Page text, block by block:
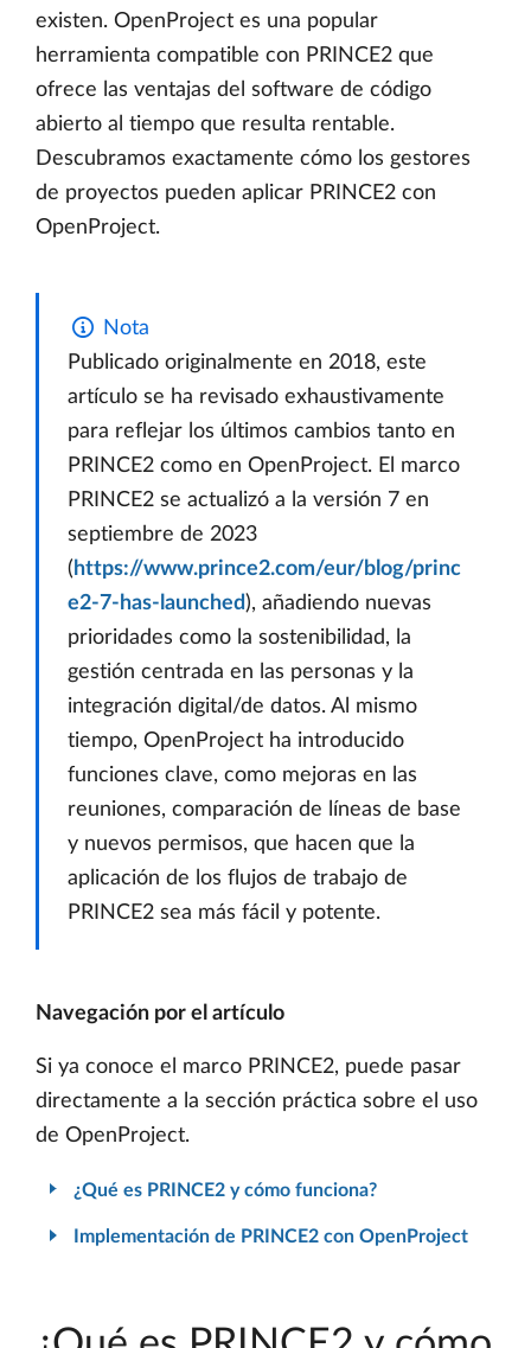
existen. OpenProject es una popular
herramienta compatible con PRINCE2 que
ofrece las ventajas del software de código
abierto al tiempo que resulta rentable.
Descubramos exactamente cómo los gestores
de proyectos pueden aplicar PRINCE2 con
OpenProject.
Nota
Publicado originalmente en 2018, este
artículo se ha revisado exhaustivamente
para reflejar los últimos cambios tanto en
PRINCE2 como en OpenProject. El marco
PRINCE2 se actualizó a la versión 7 en
septiembre de 2023
( https://www.prince2.com/eur/blog/princ
e2-7-has-launched), añadiendo nuevas
prioridades como la sostenibilidad, la
gestión centrada en las personas y la
integración digital/de datos. Al mismo
tiempo, OpenProject ha introducido
funciones clave, como mejoras en las
reuniones, comparación de líneas de base
y nuevos permisos, que hacen que la
aplicación de los flujos de trabajo de
PRINCE2 sea más fácil y potente.
Navegación por el artículo
Si ya conoce el marco PRINCE2, puede pasar
directamente a la sección práctica sobre el uso
de OpenProject.
¿Qué es PRINCE2 y cómo funciona?
Implementación de PRINCE2 con OpenProject